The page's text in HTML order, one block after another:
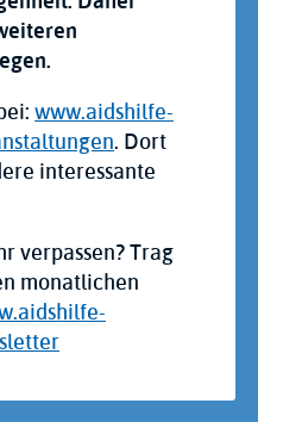
www.aidshilfe-
. Dort
interessante
verpassen? Trag
monatlichen